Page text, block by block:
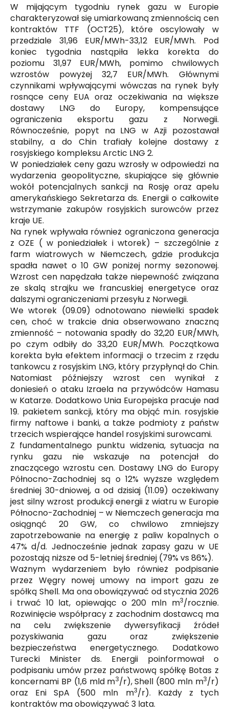
W mijającym tygodniu rynek gazu w Europie
charakteryzował się umiarkowaną zmiennością cen
kontraktów TTF (OCT25), które oscylowały w
przedziale 31,96 EUR/MWh-33,12 EUR/MWh. Pod
koniec tygodnia nastąpiła lekka korekta do
poziomu 31,97 EUR/MWh, pomimo chwilowych
wzrostów powyżej 32,7 EUR/MWh. Głównymi
czynnikami wpływającymi wówczas na rynek były
rosnące ceny EUA oraz oczekiwania na większe
dostawy LNG do Europy, kompensujące
ograniczenia eksportu gazu z Norwegii.
Równocześnie, popyt na LNG w Azji pozostawał
stabilny, a do Chin trafiały kolejne dostawy z
rosyjskiego kompleksu Arctic LNG 2.
W poniedziałek ceny gazu wzrosły w odpowiedzi na
wydarzenia geopolityczne, skupiające się głównie
wokół potencjalnych sankcji na Rosję oraz apelu
amerykańskiego Sekretarza ds. Energii o całkowite
wstrzymanie zakupów rosyjskich surowców przez
kraje UE.
Na rynek wpływała również ograniczona generacja
z OZE ( w poniedziałek i wtorek) – szczególnie z
farm wiatrowych w Niemczech, gdzie produkcja
spadła nawet o 10 GW poniżej normy sezonowej.
Wzrost cen napędzała także niepewność związana
ze skalą strajku we francuskiej energetyce oraz
dalszymi ograniczeniami przesyłu z Norwegii.
We wtorek (09.09) odnotowano niewielki spadek
cen, choć w trakcie dnia obserwowano znaczną
zmienność – notowania spadły do 32,20 EUR/MWh,
po czym odbiły do 33,20 EUR/MWh. Początkowa
korekta była efektem informacji o trzecim z rzędu
tankowcu z rosyjskim LNG, który przypłynął do Chin.
Natomiast późniejszy wzrost cen wynikał z
doniesień o ataku Izraela na przywódców Hamasu
w Katarze. Dodatkowo Unia Europejska pracuje nad
19. pakietem sankcji, który ma objąć m.in. rosyjskie
firmy naftowe i banki, a także podmioty z państw
trzecich wspierające handel rosyjskimi surowcami.
Z fundamentalnego punktu widzenia, sytuacja na
rynku gazu nie wskazuje na potencjał do
znaczącego wzrostu cen. Dostawy LNG do Europy
Północno-Zachodniej są o 12% wyższe względem
średniej 30-dniowej, a od dzisiaj (11.09) oczekiwany
jest silny wzrost produkcji energii z wiatru w Europie
Północno-Zachodniej – w Niemczech generacja ma
osiągnąć 20 GW, co chwilowo zmniejszy
zapotrzebowanie na energię z paliw kopalnych o
47% d/d. Jednocześnie jednak zapasy gazu w UE
pozostają niższe od 5-letniej średniej (79% vs 86%).
Ważnym wydarzeniem było również podpisanie
przez Węgry nowej umowy na import gazu ze
spółką Shell. Ma ona obowiązywać od stycznia 2026
i trwać 10 lat, opiewając o 200 mln m3/rocznie.
Rozwinięcie współpracy z zachodnim dostawcą ma
na celu zwiększenie dywersyfikacji źródeł
pozyskiwania gazu oraz zwiększenie
bezpieczeństwa energetycznego. Dodatkowo
Turecki Minister ds. Energii poinformował o
podpisaniu umów przez państwową spółkę Botas z
koncernami BP (1,6 mld m3/r), Shell (800 mln m3/r)
oraz Eni SpA (500 mln m3/r). Każdy z tych
kontraktów ma obowiązywać 3 lata.